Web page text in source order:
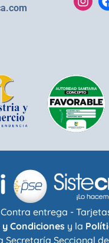
entrega -
Condiciones y la
Secretaría Seccional